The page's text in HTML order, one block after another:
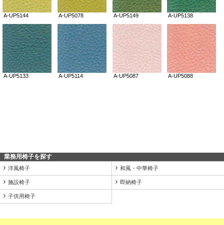
業務用椅子を探す
洋風椅子 和風・中華椅子
施設椅子 即納椅子
子供用椅子